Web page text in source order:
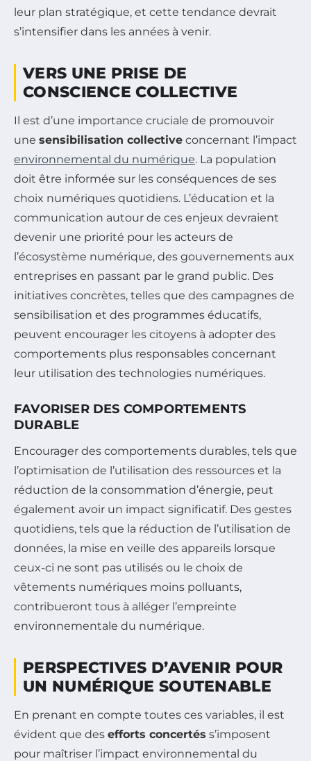
leur plan stratégique, et cette tendance devrait
s’intensifier dans les années à venir.
VERS UNE PRISE DE
CONSCIENCE COLLECTIVE
Il est d’une importance cruciale de promouvoir
une sensibilisation collective concernant l’impact
environnemental du numérique. La population
doit être informée sur les conséquences de ses
choix numériques quotidiens. L’éducation et la
communication autour de ces enjeux devraient
devenir une priorité pour les acteurs de
l’écosystème numérique, des gouvernements aux
entreprises en passant par le grand public. Des
initiatives concrètes, telles que des campagnes de
sensibilisation et des programmes éducatifs,
peuvent encourager les citoyens à adopter des
comportements plus responsables concernant
leur utilisation des technologies numériques.
FAVORISER DES COMPORTEMENTS
DURABLE
Encourager des comportements durables, tels que
l’optimisation de l’utilisation des ressources et la
réduction de la consommation d’énergie, peut
également avoir un impact significatif. Des gestes
quotidiens, tels que la réduction de l’utilisation de
données, la mise en veille des appareils lorsque
ceux-ci ne sont pas utilisés ou le choix de
vêtements numériques moins polluants,
contribueront tous à alléger l’empreinte
environnementale du numérique.
PERSPECTIVES D’AVENIR POUR
UN NUMÉRIQUE SOUTENABLE
En prenant en compte toutes ces variables, il est
évident que des efforts concertés s’imposent
pour maîtriser l’impact environnemental du